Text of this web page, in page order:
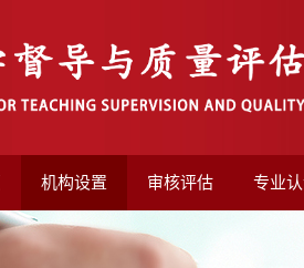
机构设置 审核评估 专业